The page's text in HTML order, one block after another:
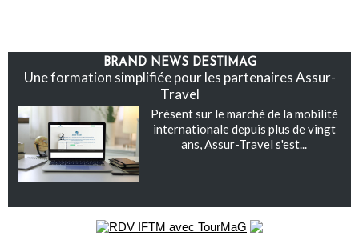
BRAND NEWS DESTIMAG
Une formation simplifiée pour les partenaires Assur-
Travel
Présent sur le marché de la mobilité
internationale depuis plus de vingt
ans, Assur-Travel s'est...